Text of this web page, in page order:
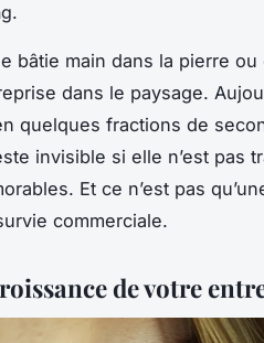
bâtie main dans la pierre ou
dans le paysage.
quelques fractions de
invisible si elle n’est pas
Et ce n’est pas
commerciale.
de votre